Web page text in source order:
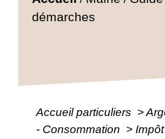
démarches
Accueil particuliers >
- Consommation >